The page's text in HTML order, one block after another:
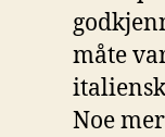
måte
Noe